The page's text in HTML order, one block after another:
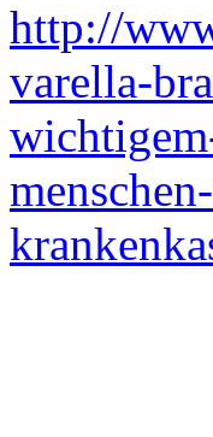
http://
varella-